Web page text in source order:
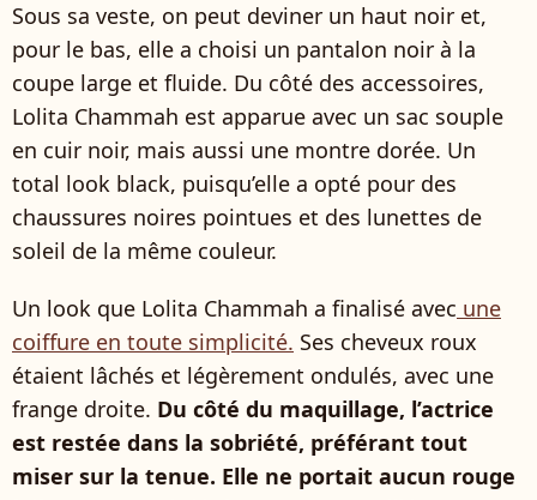
Sous sa veste, on peut deviner un haut noir et,
pour le bas, elle a choisi un pantalon noir à la
coupe large et fluide. Du côté des accessoires,
Lolita Chammah est apparue avec un sac souple
en cuir noir, mais aussi une montre dorée. Un
total look black, puisqu’elle a opté pour des
chaussures noires pointues et des lunettes de
soleil de la même couleur.
Un look que Lolita Chammah a finalisé avec une
coiffure en toute simplicité. Ses cheveux roux
étaient lâchés et légèrement ondulés, avec une
frange droite. Du côté du maquillage, l’actrice
est restée dans la sobriété, préférant tout
miser sur la tenue. Elle ne portait aucun rouge